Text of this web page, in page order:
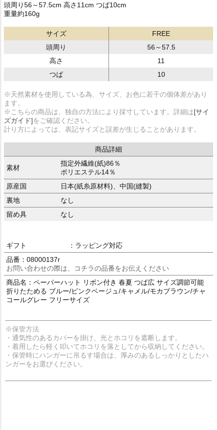
頭周り56～57.5cm 高さ11cm つば10cm
重量約160g
サイズ
FREE
頭周り
56～57.5
高さ
11
つば
10
※天然素材を使用している為、サイズ、お色に若干の個体差があり
ます。
※こちらの商品は、独自の方法により採寸しています。詳細は[サイ
ズガイド]をご確認ください。
計り方によっては、表記サイズと誤差が生じることがあります。
商品詳細
素材
指定外繊維(紙)86％
ポリエステル14％
原産国
日本(紙糸原材料)、中国(縫製)
裏地
なし
留め具
なし
ギフト
：ラッピング対応
品番：08000137r
お問い合わせの際は、コチラの品番をお伝えください
商品名：ペーパーハット リボン付き 春夏 つば広 サイズ調節可能
折りたためる ブルー/ピンクベージュ/キャメル/モカブラウン/チャ
コールグレー フリーサイズ
※保管方法
・通気性のあるカバーを掛け、光とホコリを遮断します。
・着用したら軽く叩いてホコリを落としてから収納してください。
・保管時にハンガーに吊るす場合は、厚みのあるしっかりとしたハ
ンガーをお選びください。